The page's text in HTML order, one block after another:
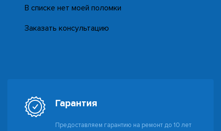
В списке нет моей поломки
Заказать консультацию
Гарантия
Предоставляем гарантию на ремонт до 10 лет